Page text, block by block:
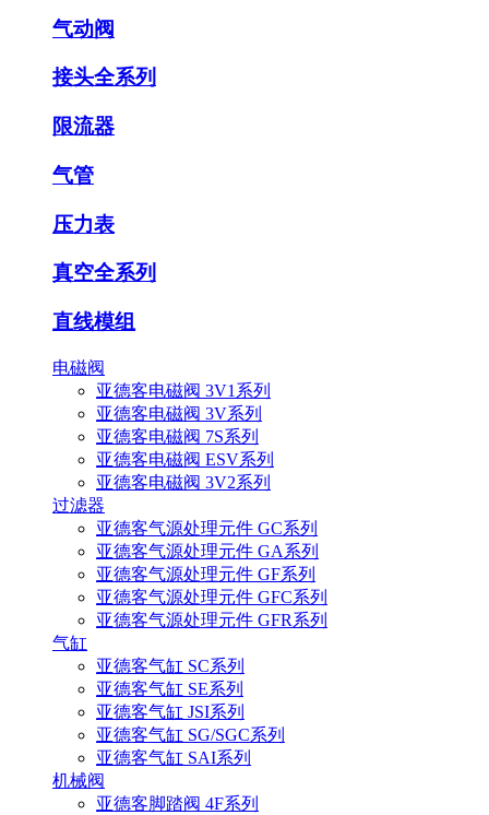
气动阀
接头全系列
限流器
气管
压力表
真空全系列
直线模组
电磁阀
亚德客电磁阀 3V1系列
亚德客电磁阀 3V系列
亚德客电磁阀 7S系列
亚德客电磁阀 ESV系列
亚德客电磁阀 3V2系列
过滤器
亚德客气源处理元件 GC系列
亚德客气源处理元件 GA系列
亚德客气源处理元件 GF系列
亚德客气源处理元件 GFC系列
亚德客气源处理元件 GFR系列
气缸
亚德客气缸 SC系列
亚德客气缸 SE系列
亚德客气缸 JSI系列
亚德客气缸 SG/SGC系列
亚德客气缸 SAI系列
机械阀
亚德客脚踏阀 4F系列